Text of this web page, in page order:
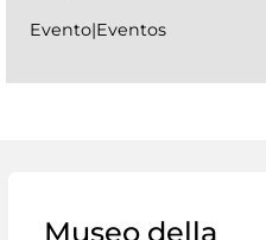
Evento|Eventos
Museo della